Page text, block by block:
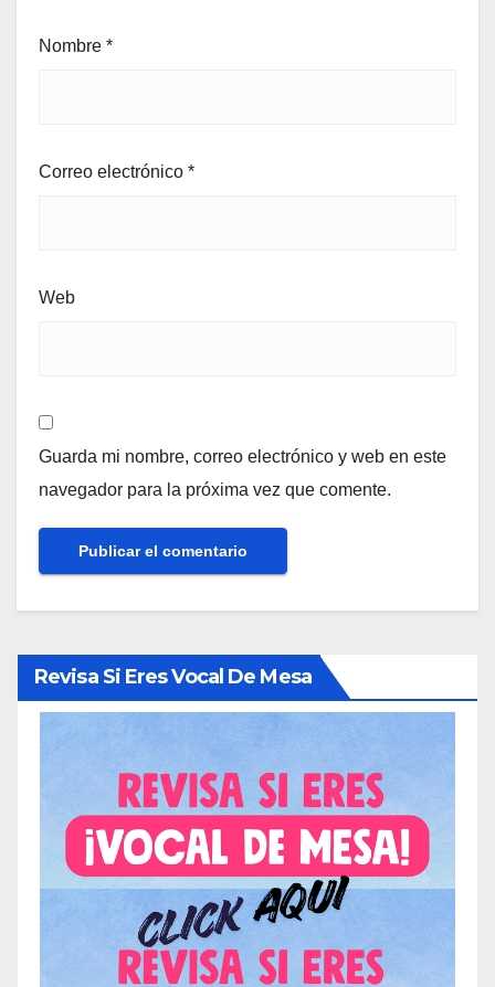
Nombre *
Correo electrónico *
Web
Guarda mi nombre, correo electrónico y web en este
navegador para la próxima vez que comente.
Revisa Si Eres Vocal De Mesa